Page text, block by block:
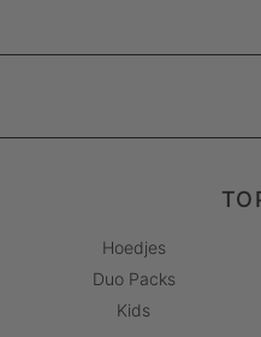
Hoedjes
Duo Packs
Kids